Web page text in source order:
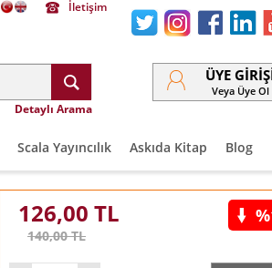
İletişim
Detaylı Arama
ÜYE
Veya Üye Ol
Scala Yayıncılık Askıda Kitap Blog
126,00 TL
140,00TL